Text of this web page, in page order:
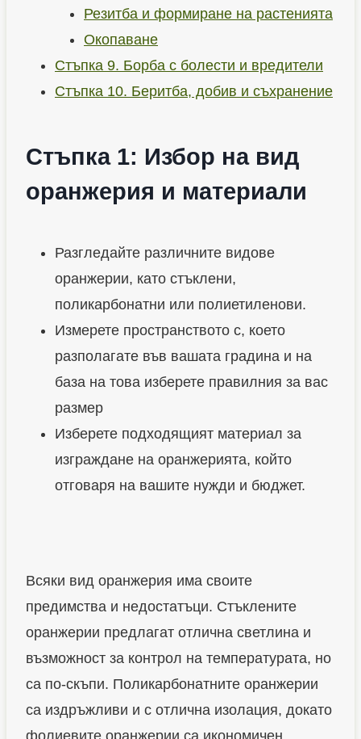
Резитба и формиране на растенията
Окопаване
Стъпка 9. Борба с болести и вредители
Стъпка 10. Беритба, добив и съхранение
Стъпка 1: Избор на вид
оранжерия и материали
Разгледайте различните видове
оранжерии, като стъклени,
поликарбонатни или полиетиленови.
Измерете пространството с, което
разполагате във вашата градина и на
база на това изберете правилния за вас
размер
Изберете подходящият материал за
изграждане на оранжерията, който
отговаря на вашите нужди и бюджет.
Всяки вид оранжерия има своите
предимства и недостатъци. Стъклените
оранжерии предлагат отлична светлина и
възможност за контрол на температурата, но
са по-скъпи. Поликарбонатните оранжерии
са издръжливи и с отлична изолация, докато